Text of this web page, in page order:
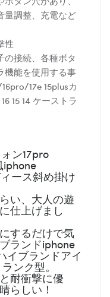
量調整、充電など
性
の接続、各種ボタ
機能を使用する事
17e 15plusカ
15 14 ケーストラ
ン17pro
iphone
ース斜め掛け
い、大人の遊
仕上げまし
するだけで気
ランドiphone
イブランドアイ
ランク型。
耐衝撃に優
らしい！